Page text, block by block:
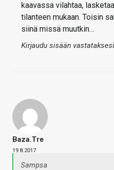
kaavassa vilahtaa,
tilanteen mukaan. Toisin
siinä missä muutkin…
Kirjaudu sisään vastataksesi
Baza.tre
19.8.2017
Sampsa